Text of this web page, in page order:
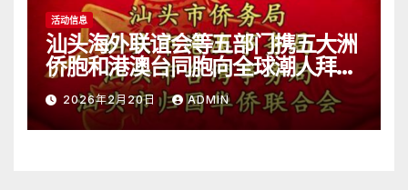
活动信息
汕头海外联谊会等五部门携五大洲
侨胞和港澳台同胞向全球潮人拜
年！
2026年2月20日 ADMIN